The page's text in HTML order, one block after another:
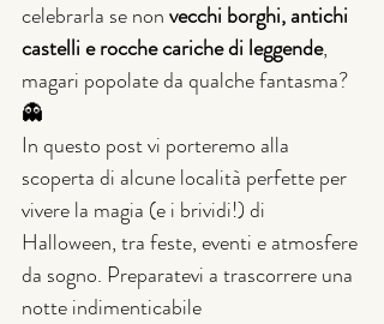
celebrarla se non vecchi borghi, antichi
castelli e rocche cariche di leggende,
magari popolate da qualche fantasma?
👻
In questo post vi porteremo alla
scoperta di alcune località perfette per
vivere la magia (e i brividi!) di
Halloween, tra feste, eventi e atmosfere
da sogno. Preparatevi a trascorrere una
notte indimenticabile